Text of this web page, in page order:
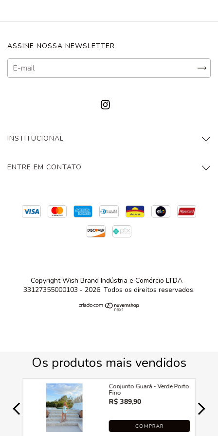
ASSINE NOSSA NEWSLETTER
INSTITUCIONAL
ENTRE EM CONTATO
Copyright Wish Brand Indústria e Comércio LTDA -
33127355000103 - 2026. Todos os direitos reservados.